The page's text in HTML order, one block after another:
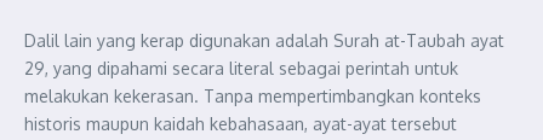
Dalil lain yang kerap digunakan adalah Surah at-Taubah ayat
29, yang dipahami secara literal sebagai perintah untuk
melakukan kekerasan. Tanpa mempertimbangkan konteks
historis maupun kaidah kebahasaan, ayat-ayat tersebut